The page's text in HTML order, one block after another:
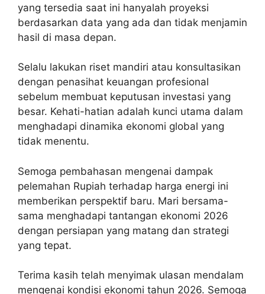
yang tersedia saat ini hanyalah proyeksi
berdasarkan data yang ada dan tidak menjamin
hasil di masa depan.
Selalu lakukan riset mandiri atau konsultasikan
dengan penasihat keuangan profesional
sebelum membuat keputusan investasi yang
besar. Kehati-hatian adalah kunci utama dalam
menghadapi dinamika ekonomi global yang
tidak menentu.
Semoga pembahasan mengenai dampak
pelemahan Rupiah terhadap harga energi ini
memberikan perspektif baru. Mari bersama-
sama menghadapi tantangan ekonomi 2026
dengan persiapan yang matang dan strategi
yang tepat.
Terima kasih telah menyimak ulasan mendalam
mengenai kondisi ekonomi tahun 2026. Semoga